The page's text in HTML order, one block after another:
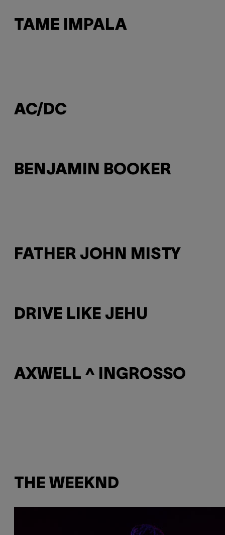
TAME IMPALA
AC/DC
BENJAMIN BOOKER
FATHER JOHN MISTY
DRIVE LIKE JEHU
AXWELL ^ INGROSSO
THE WEEKND